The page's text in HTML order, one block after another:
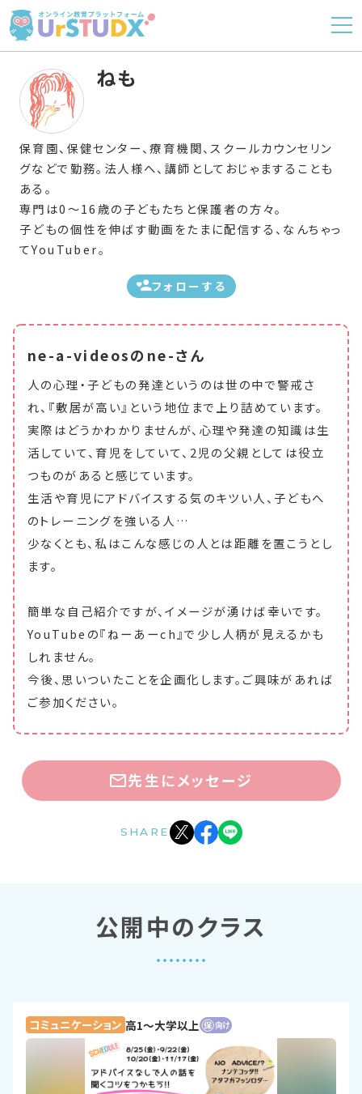
フォローする
ねも
保育園、保健センター、療育機関、スクールカウンセリン
グなどで勤務。法人様へ、講師としておじゃますることも
ある。
専門は0～16歳の子どもたちと保護者の方々。
子どもの個性を伸ばす動画をたまに配信する、なんちゃっ
てYouTuber。
ne-a-videosのne-さん
人の心理・子どもの発達というのは世の中で警戒さ
れ、『敷居が高い』という地位まで上り詰めています。
実際はどうかわかりませんが、心理や発達の知識は生
活していて、育児をしていて、2児の父親としては役立
つものがあると感じています。
生活や育児にアドバイスする気のキツい人、子どもへ
のトレーニングを強いる人…
少なくとも、私はこんな感じの人とは距離を置こうとし
ます。
簡単な自己紹介ですが、イメージが湧けば幸いです。
YouTubeの『ねーあーch』で少し人柄が見えるかも
しれません。
今後、思いついたことを企画化します。ご興味があれば
ご参加ください。
先生にメッセージ
SHARE
公開中のクラス
コミュニケーション 高1〜大学以上